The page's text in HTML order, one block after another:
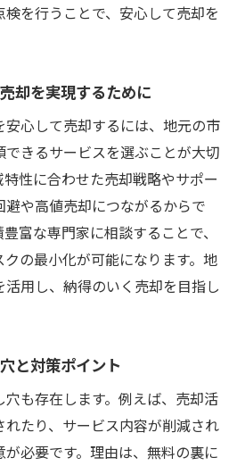
を行うことで、安心して売却を
却を実現するために
心して売却するには、地元の市
きるサービスを選ぶことが大切
性に合わせた売却戦略やサポー
避や高値売却につながるからで
富な専門家に相談することで、
の最小化が可能になります。地
用し、納得のいく売却を目指し
と対策ポイント
も存在します。例えば、売却活
たり、サービス内容が削減され
必要です。理由は、無料の裏に